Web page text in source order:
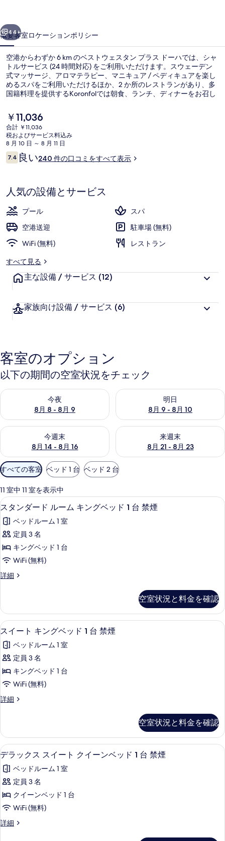
ン
プ
ラ
ス
ド
ー
ハ
の
写
ギ
ャ
ラ
リ
ー
次へ
44+
概要客室ロケーションポリシー
空港からわずか 6 km のベストウェスタン プラス ドーハでは、シャ
トルサービス (24 時間対応) をご利用いただけます。スウェーデン
式マッサージ、アロマテラピー、マニキュア / ペディキュアを楽し
めるスパをご利用いただけるほか、2 か所のレストランがあり、多
国籍料理を提供するKoronfolでは朝食、ランチ、ディナーをお召し
室内にはソファーベッドや冷蔵庫など快適な設備が備わっていま
す。 周辺ではさまざまな公共交通機関を利用できます。国立博物館
駅までは 13 分、スーク・ワキフ駅までは 14 分です。
現
在
の
料
金
は
す
￥11,036
合計 ￥11,036
税およびサービス料込み
8 月 10 日 ～ 8 月 11 日
口
コ
7.410段階中7.4
良い240 件の口コミをすべて表示
人気の設備とサービス
プール
スパ
空港送迎
駐車場 (無料)
WiFi (無料)
レストラン
すべて見る
主な設備 / サービス (12)
家族向け設備 / サービス (6)
客室のオプション
以下の期間の空室状況をチェック
今夜
8月 8 - 8月 9
今夜 8月 8 - 8月 9 の空室状況をチェック
明日
8月 9 - 8月 10
明日 8月 9 - 8月 10 の空室状
今週末
8月 14 - 8月 16
今週末 8月 14 - 8月 16 の空室状況をチェック
来週末
8月 21 - 8月 23
来週末 8月 21 - 8月 23 の空室
利
用
可
能
な
客
室
の
り
込
件
すべての客室 ベッド 1 台 ベッド 2 台
11 室中 11 室を表示中
ス
タ
ン
ダ
ー
ル
ム
キ
ン
グ
ベ
ッ
ド
1
煙
の
す
べ
て
の
写
真
スタンダード ルーム キングベッド 1
5
スタンダード ルーム キングベッド 1 台 禁煙
ベッドルーム 1 室
定員 3 名
キングベッド 1 台
WiFi (無料)
詳細
ス
ー
ド
ル
ム
キ
グ
ベ
ド
煙
の
詳
細
空室状況と料金を確認
ス
イ
ー
ト
キ
グ
ッ
ド
1
台
禁
煙
の
す
スイート キングベッド 1 台 禁煙 | ミ
10
スイート キングベッド 1 台 禁煙
ベッドルーム 1 室
定員 3 名
キングベッド 1 台
WiFi (無料)
詳細
ス
キ
ン
グ
ッ
ド
台
禁
の
空室状況と料金を確認
デ
ラ
ッ
ク
ス
イ
デラックス スイート クイーンベッ
5
デラックス スイート クイーンベッド 1 台 禁煙
ベッドルーム 1 室
定員 3 名
クイーンベッド 1 台
WiFi (無料)
詳細
デ